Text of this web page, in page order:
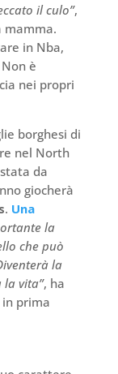
il culo”,
mamma.
in Nba,
è
nei propri
borghesi di
nel North
da
giocherà
. Una
la
che può
la
vita”, ha
prima